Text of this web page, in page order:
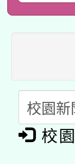
本
第3
本
次
有
公
一案
兒
答一
有
人
本
校園